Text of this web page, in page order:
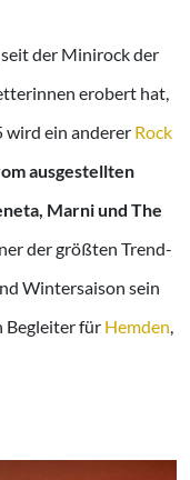
seit der Minirock der
erobert hat,
ein anderer Rock
ausgestellten
Marni und The
der größten Trend-
Wintersaison sein
Begleiter für Hemden